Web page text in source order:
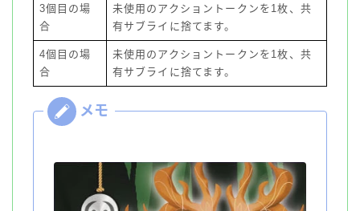
3個目の場
合
未使用のアクショントークンを1枚、共
有サブライに捨てます。
4個目の場
合
未使用のアクショントークンを1枚、共
有サブライに捨てます。